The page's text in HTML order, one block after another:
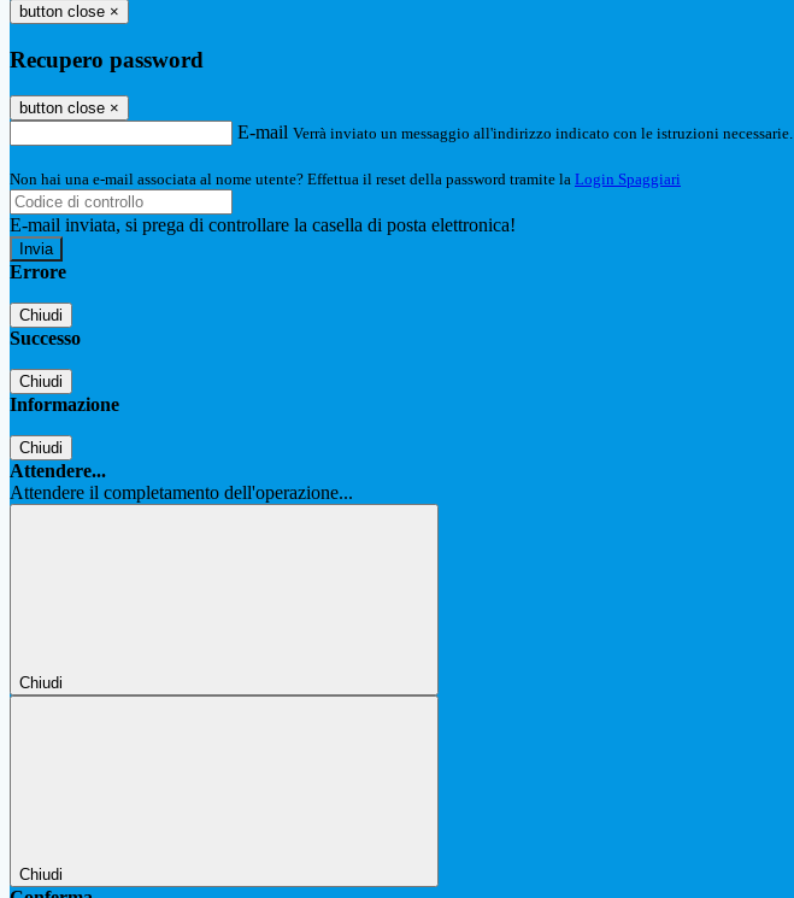
button close ×
Recupero password
button close ×
E-mail Verrà inviato un messaggio all'indirizzo indicato con le istruzioni necessarie.
Non hai una e-mail associata al nome utente? Effettua il reset della password tramite la Login Spaggiari
E-mail inviata, si prega di controllare la casella di posta elettronica!
Errore
Chiudi
Successo
Chiudi
Informazione
Chiudi
Attendere...
Attendere il completamento dell'operazione...
Chiudi
Chiudi